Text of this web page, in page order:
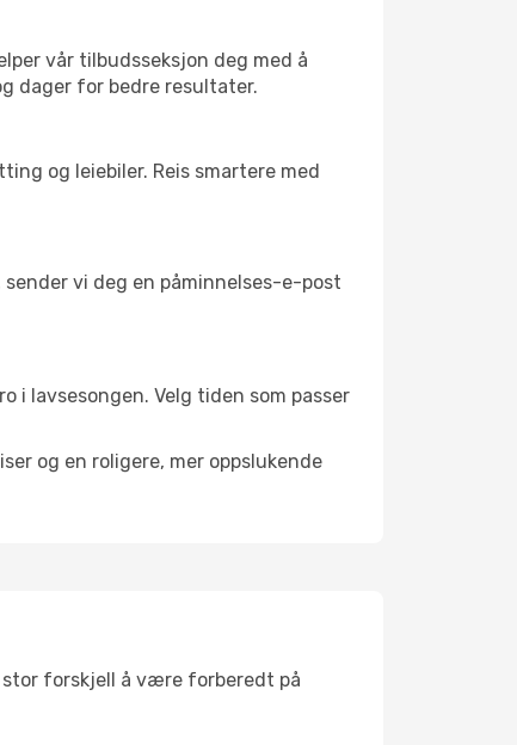
vår tilbudsseksjon deg med å
dager for bedre resultater.
og leiebiler. Reis smartere med
vi deg en påminnelses-e-post
i lavsesongen. Velg tiden som passer
og en roligere, mer oppslukende
forskjell å være forberedt på